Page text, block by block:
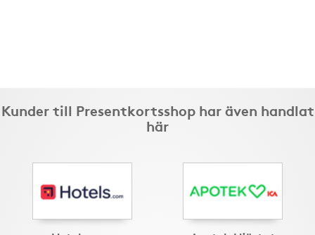
Kunder till Presentkortsshop har även handlat
här